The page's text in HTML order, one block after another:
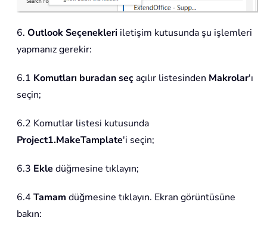
6. Outlook Seçenekleri iletişim kutusunda şu işlemleri
yapmanız gerekir:
6.1 Komutları buradan seçaçılır listesinden Makrolar'ı
seçin;
6.2 Komutlar listesi kutusunda
Project1.MakeTamplate'i seçin;
6.3 Ekle düğmesine tıklayın;
6.4 Tamam düğmesine tıklayın. Ekran görüntüsüne
bakın: